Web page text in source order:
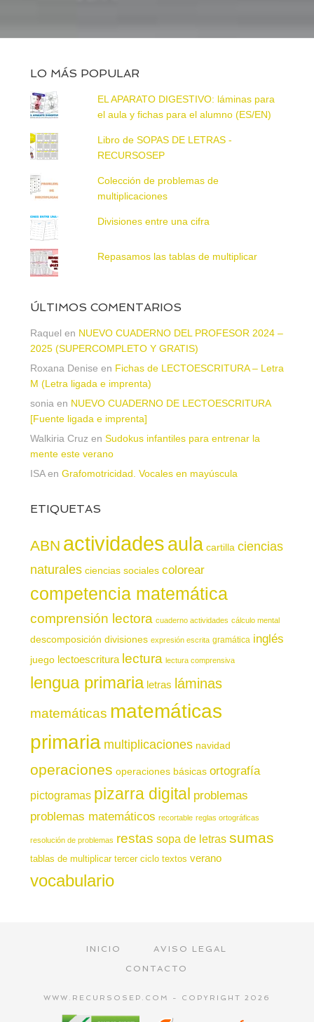
LO MÁS POPULAR
EL APARATO DIGESTIVO: láminas para
el aula y fichas para el alumno (ES/EN)
Libro de SOPAS DE LETRAS -
RECURSOSEP
Colección de problemas de
multiplicaciones
Divisiones entre una cifra
Repasamos las tablas de multiplicar
ÚLTIMOS COMENTARIOS
Raquel en NUEVO CUADERNO DEL PROFESOR 2024 –
2025 (SUPERCOMPLETO Y GRATIS)
Roxana Denise en Fichas de LECTOESCRITURA – Letra
M (Letra ligada e imprenta)
sonia en NUEVO CUADERNO DE LECTOESCRITURA
[Fuente ligada e imprenta]
Walkiria Cruz en Sudokus infantiles para entrenar la
mente este verano
ISAen Grafomotricidad. Vocales en mayúscula
ETIQUETAS
ABN actividadesaula cartilla ciencias
naturales ciencias sociales colorear
competencia matemática
comprensión lectora cuaderno actividades cálculo mental
descomposición divisiones expresión escrita gramática inglés
juego lectoescritura lectura lectura comprensiva
lengua primaria letras láminas
matemáticas matemáticas
primaria multiplicaciones navidad
operaciones operaciones básicas ortografía
pictogramas pizarra digital problemas
problemas matemáticos recortable reglas ortográficas
resolución de problemas restas sopa de letras sumas
tablas de multiplicar tercer ciclo textos verano
vocabulario
INICIO
AVISO LEGAL
CONTACTO
WWW.RECURSOSEP.COM - COPYRIGHT 2026